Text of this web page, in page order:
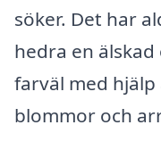
söker. Det har
hedra en
farväl med
blommor och